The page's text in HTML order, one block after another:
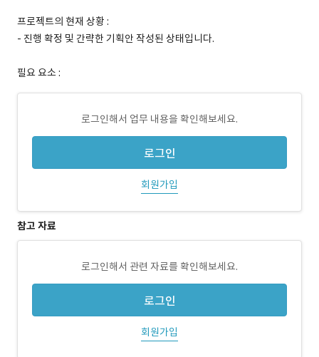
프로젝트의 현재 상황 :
- 진행 확정 및 간략한 기획안 작성된 상태입니다.
필요 요소 :
로그인해서 업무 내용을 확인해보세요.
로그인
회원가입
참고 자료
로그인해서 관련 자료를 확인해보세요.
로그인
회원가입